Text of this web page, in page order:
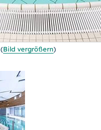
Bild vergrößern)